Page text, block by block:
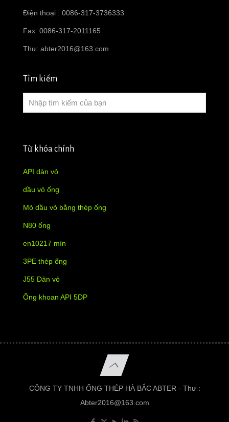
Điện thoại : 0086-317-3736333
Fax: 0086-317-2011165
Thư: abter2016@163.com
Tìm kiếm
Từ khóa chính
API dàn vỏ
dầu vỏ ống
Mỏ dầu vỏ bằng thép ống
N80 ống
en10217 mìn
3PE thép ống
J55 Dàn vỏ
Ống khoan API 5DP
CÔNG TY TNHH ỐNG THÉP HÀ BẮC ABTER - Thư :
Abter2016@163.com